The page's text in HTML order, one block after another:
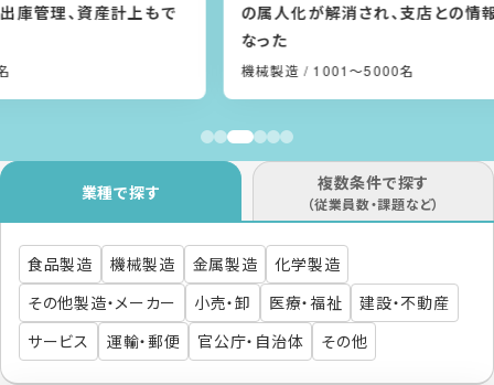
の属人化が解消され、支店との情報共有もしやすく
業種で探す 複数条件で探す
（従業員数・課題など）
食品製造 機械製造 金属製造
化学製造
その他製造・メーカー
小売・卸 医療・福祉
建設・不動産
サービス
運輸・郵便 官公庁・自治体 その他